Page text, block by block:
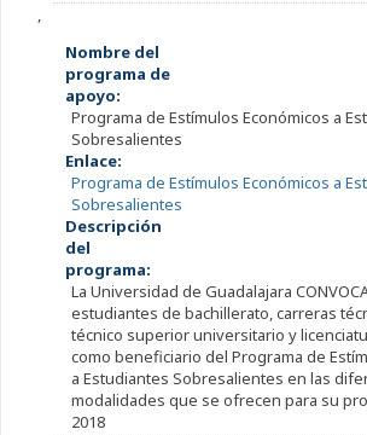
,
Nombre del
programa de
apoyo:
Programa de Estímulos Económicos a
Sobresalientes
Enlace:
Programa de Estímulos Económicos a
Sobresalientes
Descripción
del
programa:
La Universidad de Guadalajara
estudiantes de bachillerato, carreras
técnico superior universitario y
como beneficiario del Programa de
a Estudiantes Sobresalientes en las
modalidades que se ofrecen para su
2018